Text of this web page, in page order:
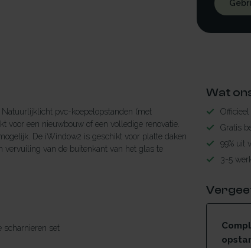
pvc-koepelopstanden (met
een nieuwbouw of een volledige renovatie.
De iWindow2 is geschikt voor platte daken
vervuiling van de buitenkant van het glas te
scharnieren set
Wat
Gratis
99% uit
3-5